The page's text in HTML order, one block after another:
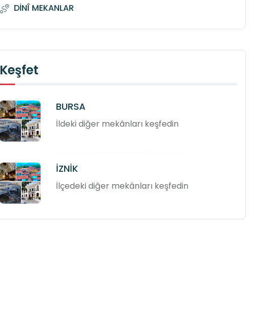
DİNÎ MEKANLAR
Keşfet
BURSA
İldeki diğer mekânları keşfedin
İZNİK
İlçedeki diğer mekânları keşfedin